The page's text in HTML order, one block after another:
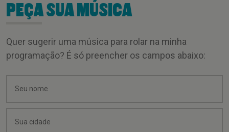
PEÇA SUA MÚSICA
Quer sugerir uma música para rolar na minha
programação? É só preencher os campos abaixo: